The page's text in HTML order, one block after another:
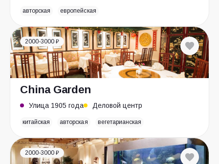
авторская европейская
2000-3000 ₽
China Garden
Улица 1905 года Деловой центр
китайская авторская вегетарианская
2000-3000 ₽